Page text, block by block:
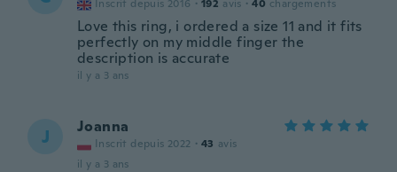
Inscrit depuis 2016 · 192 avis · 40 chargements
Love this ring, i ordered a size 11 and it fits
perfectly on my middle finger the
description is accurate
il y a 3 ans
J Joanna
Inscrit depuis 2022 · 43 avis
il y a 3 ans